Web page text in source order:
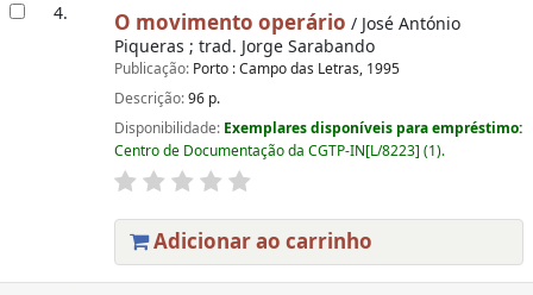
4. O movimento operário / José António
Piqueras ; trad. Jorge Sarabando
Publicação: Porto : Campo das Letras, 1995
Descrição:96 p.
Disponibilidade: Exemplares disponíveis para empréstimo:
Centro de Documentação da CGTP-IN[L/8223] (1).
Adicionar ao carrinho